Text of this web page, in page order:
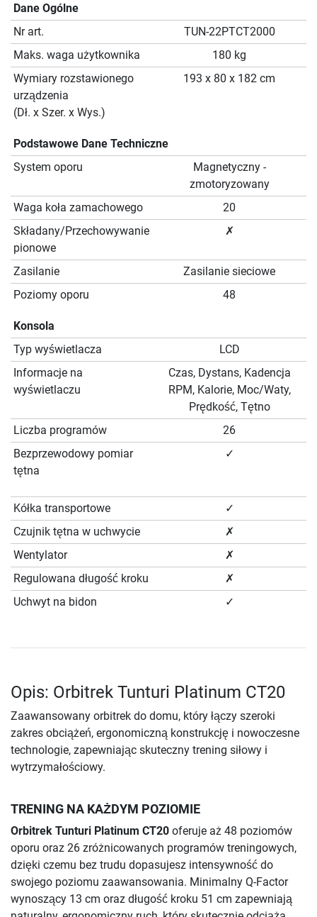
Dane Ogólne
Nr art.
TUN-22PTCT2000
Maks. waga użytkownika
180 kg
Wymiary rozstawionego
urządzenia
(Dł. x Szer. x Wys.)
193 x 80 x 182 cm
Podstawowe Dane Techniczne
System oporu
Magnetyczny -
zmotoryzowany
Waga koła zamachowego
20
Składany/Przechowywanie
pionowe
✗
Zasilanie
Zasilanie sieciowe
Poziomy oporu
48
Konsola
Typ wyświetlacza
LCD
Informacje na
wyświetlaczu
Czas, Dystans, Kadencja
RPM, Kalorie, Moc/Waty,
Prędkość, Tętno
Liczba programów
26
Bezprzewodowy pomiar
tętna
✓
Kółka transportowe
✓
Czujnik tętna w uchwycie
✗
Wentylator
✗
Regulowana długość kroku
✗
Uchwyt na bidon
✓
Opis: Orbitrek Tunturi Platinum CT20
Zaawansowany orbitrek do domu, który łączy szeroki
zakres obciążeń, ergonomiczną konstrukcję i nowoczesne
technologie, zapewniając skuteczny trening siłowy i
wytrzymałościowy.
TRENING NA KAŻDYM POZIOMIE
Orbitrek Tunturi Platinum CT20 oferuje aż 48 poziomów
oporu oraz 26 zróżnicowanych programów treningowych,
dzięki czemu bez trudu dopasujesz intensywność do
swojego poziomu zaawansowania. Minimalny Q-Factor
wynoszący 13 cm oraz długość kroku 51 cm zapewniają